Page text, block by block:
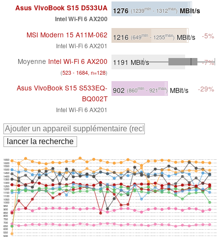
Asus VivoBook S15 D533UA
Intel Wi-Fi 6 AX200
1276 (1239min - 1312max) MBit/s
MSI Modern 15 A11M-062
Intel Wi-Fi 6 AX201
1216 (649min - 1255max)MBit/s -5%
Moyenne Intel Wi-Fi 6 AX200
(523 - 1684, n=128)
1191 MBit/s -7%
Asus VivoBook S15 S533EQ-
BQ002T
Intel Wi-Fi 6 AX201
902 (860min - 921max) MBit/s -29%
500
550
600
650
700
750
800
850
900
950
1000
1050
1100
1150
1200
1250
1300
1350
1400
1450
1500
1550
1600
1650